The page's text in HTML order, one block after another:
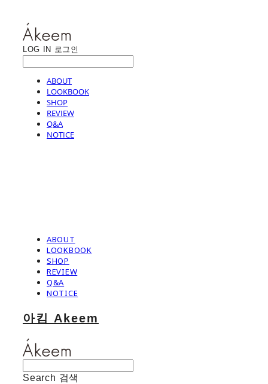
LOG IN 로그인
ABOUT
LOOKBOOK
SHOP
REVIEW
Q&A
NOTICE
ABOUT
LOOKBOOK
SHOP
REVIEW
Q&A
NOTICE
아킴 Akeem
Search 검색